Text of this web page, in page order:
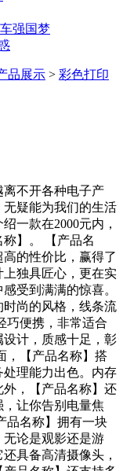
强国梦
品展示 > 彩色打印
不开各种电子产
疑能为我们的生活
一款在2000元内，
】。 【产品名
的性价比，赢得了
独具匠心，更在实
受到满满的惊喜。
尚的风格，线条流
巧便携，非常适合
计，质感十足，彰
，【产品名称】搭
理能力出色。内存
，【产品名称】还
让你告别电量焦
品名称】拥有一块
论是观影还是游
具备高清摄像头，